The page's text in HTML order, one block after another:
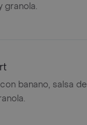
granola.
banano, salsa de